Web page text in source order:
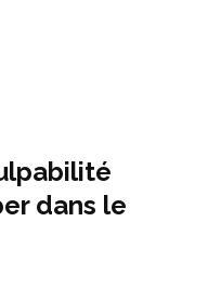
dans le